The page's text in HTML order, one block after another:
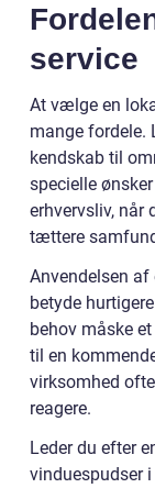
service
At vælge en
mange fordele.
kendskab til
specielle
erhvervsliv, når
tættere
Anvendelsen
betyde
behov måske
til en
virksomhed
reagere.
Leder du efter
vinduespudser